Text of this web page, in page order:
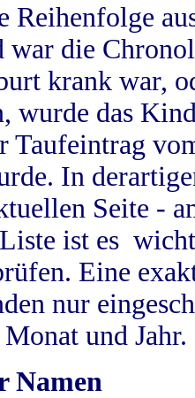
Reihenfolge
war die
krank war,
wurde das
Taufeintrag
In
Seite -
ist es
Eine
nur
und Jahr.
Namen